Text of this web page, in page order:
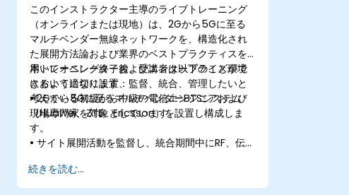
このインストラクター主導のライブトレーニング
（オンラインまたは現地）は、2Gから5Gに至る
マルチベンダー無線ネットワークを、構造化され
た展開方法論および業界のベストプラクティスを
用いてオペレーターおよびエンタープライズ環境
において適切に設置、監督、統合、管理したいと
考えている初級から中級の電信エンジニアおよび
現場専門家を対象としています。
本トレーニング終了後、受講者は以下のことがで
きるようになります：
• 2Gから5Gに至るマルチベンダーBTSシステム
（Huawei、ZTE、Ericsson）を設置し構成しま
す。
• サイト展開活動を監督し、統合期間中にRF、伝
チームと調整します。
• 電信サイトをATP（Acceptance Test
続きを読む...